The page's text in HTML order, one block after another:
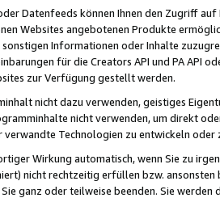
Datenfeeds können Ihnen den Zugriff
Websites angebotenen Produkte
Informationen oder Inhalte
für die Creators API und PA API
zur Verfügung gestellt werden.
nicht dazu verwenden, geistiges
nicht verwenden, um direkt
verwandte Technologien zu entwickeln
Wirkung automatisch, wenn Sie zu
nicht rechtzeitig erfüllen bzw. ansonsten
ganz oder teilweise beenden. Sie werden